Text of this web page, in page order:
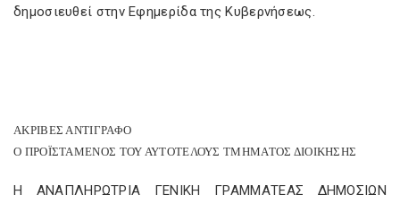
δημοσιευθεί στην Εφημερίδα της Κυβερνήσεως.
ΑΚΡΙΒΕΣ ΑΝΤΙΓΡΑΦΟ
Ο ΠΡΟΪΣΤΑΜΕΝΟΣ ΤΟΥ ΑΥΤΟΤΕΛΟΥΣ ΤΜΗΜΑΤΟΣ ΔΙΟΙΚΗΣΗΣ
Η ΑΝΑΠΛΗΡΩΤΡΙΑ ΓΕΝΙΚΗ ΓΡΑΜΜΑΤΕΑΣ ΔΗΜΟΣΙΩΝ